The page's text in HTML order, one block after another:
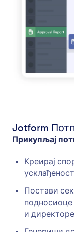
Jotform
Прикупљај
Креирај
Постави
подносиоце
и